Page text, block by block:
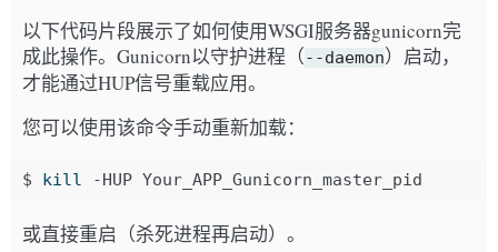
以下代码片段展示了如何使用WSGI服务器gunicorn完
成此操作。Gunicorn以守护进程（--daemon）启动，
才能通过HUP信号重载应用。
您可以使用该命令手动重新加载：
$ kill -HUP
或直接重启（杀死进程再启动）。